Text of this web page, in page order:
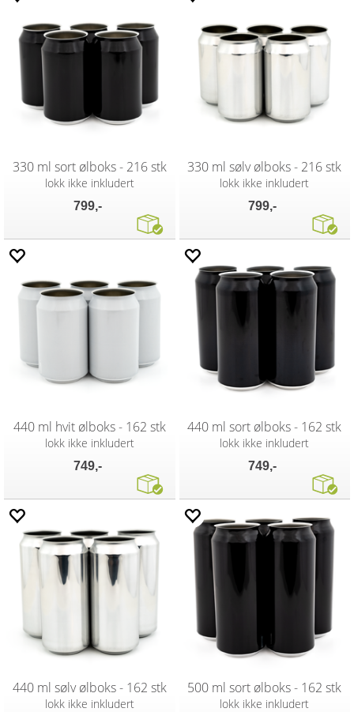
330 ml sort ølboks - 216 stk
lokk ikke inkludert
799,-
330 ml sølv ølboks - 216 stk
lokk ikke inkludert
799,-
440 ml hvit ølboks - 162 stk
lokk ikke inkludert
749,-
440 ml sort ølboks - 162 stk
lokk ikke inkludert
749,-
440 ml sølv ølboks - 162 stk
lokk ikke inkludert
500 ml sort ølboks - 162 stk
lokk ikke inkludert